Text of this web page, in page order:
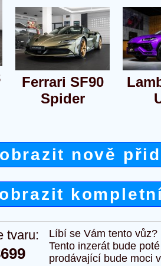
Ferrari SF90
Spider
nově
tvaru:
Líbí se Vám tento
Tento inzerát bude
prodávající bude moci